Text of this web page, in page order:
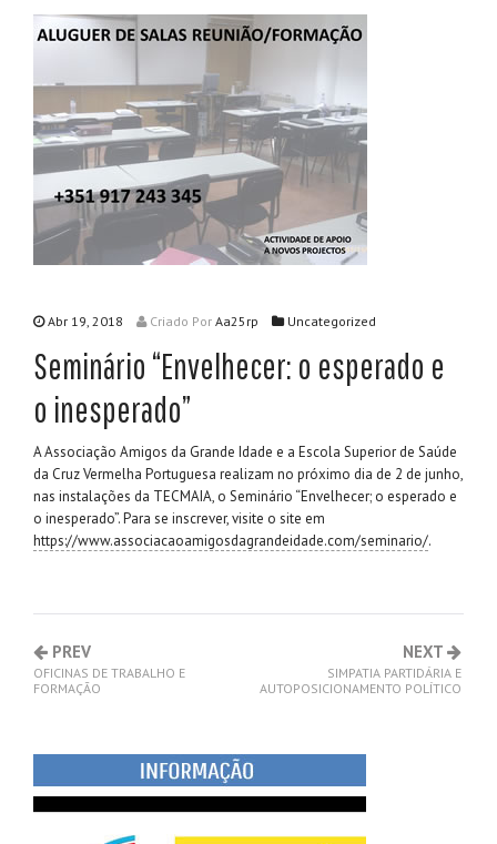
Abr 19, 2018 Criado Por Aa25rp Uncategorized
Seminário “Envelhecer: o esperado e
o inesperado”
A Associação Amigos da Grande Idade e a Escola Superior de Saúde
da Cruz Vermelha Portuguesa realizam no próximo dia de 2 de junho,
nas instalações da TECMAIA, o Seminário “Envelhecer; o esperado e
o inesperado”. Para se inscrever, visite o site em
https://www.associacaoamigosdagrandeidade.com/seminario/.
PREV
OFICINAS DE TRABALHO E
FORMAÇÃO
NEXT
SIMPATIA PARTIDÁRIA E
AUTOPOSICIONAMENTO POLÍTICO